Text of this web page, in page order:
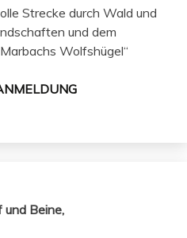
Strecke durch Wald und
und dem
Wolfshügel“
Beine,